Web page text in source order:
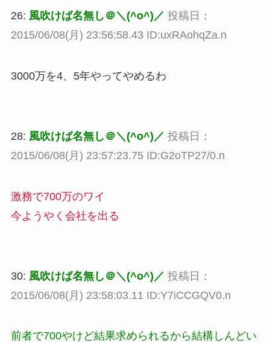
26: 風吹けば名無し＠＼(^o^)／ 投稿日：
2015/06/08(月) 23:56:58.43 ID:uxRAohqZa.n
3000万を4、5年やってやめるわ
28: 風吹けば名無し＠＼(^o^)／ 投稿日：
2015/06/08(月) 23:57:23.75 ID:G2oTP27/0.n
激務で700万のワイ
今ようやく会社を出る
30: 風吹けば名無し＠＼(^o^)／ 投稿日：
2015/06/08(月) 23:58:03.11 ID:Y7iCCGQV0.n
前者で700やけど結果求められるから結構しんどい